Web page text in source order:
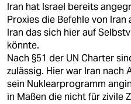
Iran hat Israel bereits
Proxies die Befehle von
Iran das sich hier auf
könnte.
Nach §51 der UN Charter
zulässig. Hier war Iran nach
sein Nuklearprogramm
in Maßen die nicht für zivile